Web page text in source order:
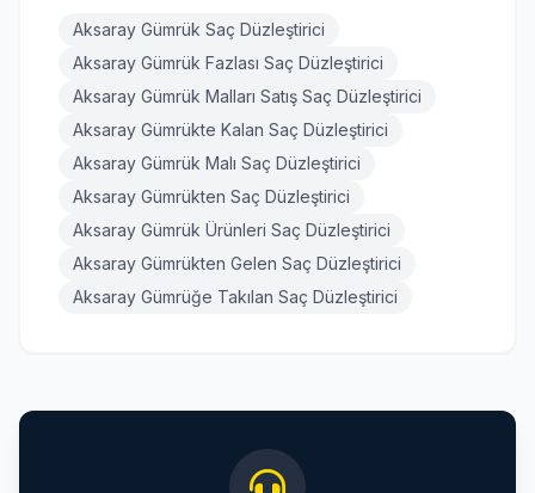
Aksaray Gümrük Saç Düzleştirici
Aksaray Gümrük Fazlası Saç Düzleştirici
Aksaray Gümrük Malları Satış Saç Düzleştirici
Aksaray Gümrükte Kalan Saç Düzleştirici
Aksaray Gümrük Malı Saç Düzleştirici
Aksaray Gümrükten Saç Düzleştirici
Aksaray Gümrük Ürünleri Saç Düzleştirici
Aksaray Gümrükten Gelen Saç Düzleştirici
Aksaray Gümrüğe Takılan Saç Düzleştirici